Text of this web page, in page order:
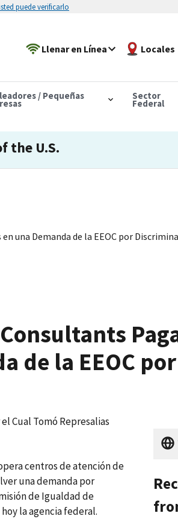
puede verificarlo
Llenar en Línea Locales
/ Pequeñas Sector
Federal
the U.S.
una Demanda de la EEOC por
de la EEOC
Cual Tomó Represalias
centros de atención de
una demanda por
de Igualdad de
la agencia federal.